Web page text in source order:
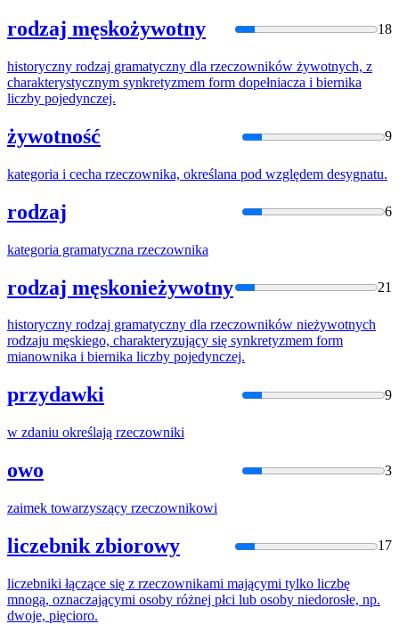
rodzaj męskożywotny 18
historyczny rodzaj gramatyczny dla rzeczowników żywotnych, z
charakterystycznym synkretyzmem form dopełniacza i biernika
liczby pojedynczej.
żywotność 9
kategoria i cecha rzeczownika, określana pod względem desygnatu.
rodzaj 6
kategoria gramatyczna rzeczownika
rodzaj męskonieżywotny 21
historyczny rodzaj gramatyczny dla rzeczowników nieżywotnych
rodzaju męskiego, charakteryzujący się synkretyzmem form
mianownika i biernika liczby pojedynczej.
przydawki 9
w zdaniu określają rzeczowniki
owo 3
zaimek towarzyszący rzeczownikowi
liczebnik zbiorowy 17
liczebniki łączące się z rzeczownikami mającymi tylko liczbę
mnogą, oznaczającymi osoby różnej płci lub osoby niedorosłe, np.
dwoje, pięcioro.